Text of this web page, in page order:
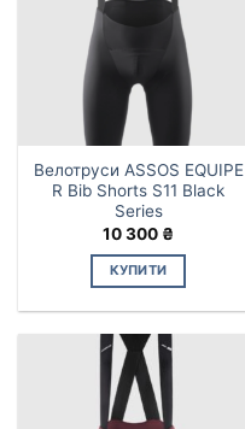
можна
вибрати
сторінці
товару
Велотруси ASSOS EQUIPE
R Bib Shorts S11 Black
Series
10 300 ₴
КУПИТИ